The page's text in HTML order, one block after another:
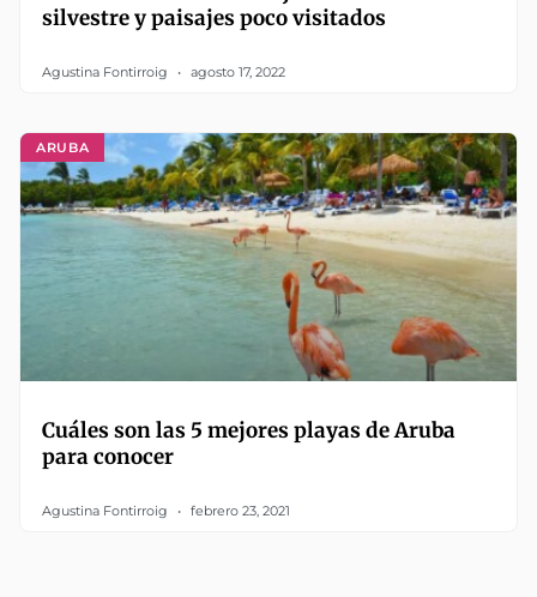
silvestre y paisajes poco visitados
Agustina Fontirroig agosto 17, 2022
ARUBA
Cuáles son las 5 mejores playas de Aruba
para conocer
Agustina Fontirroig febrero 23, 2021